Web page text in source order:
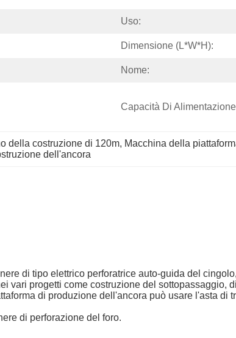
Uso:
Dimensione (l*w*h):
Nome:
Capacità Di
della costruzione di 120m, Macchina della
dell'ancora
di tipo elettrico perforatrice auto-guida del
vari progetti come costruzione del sottopassaggio,
di produzione dell'ancora può usare l'asta
di perforazione del foro.